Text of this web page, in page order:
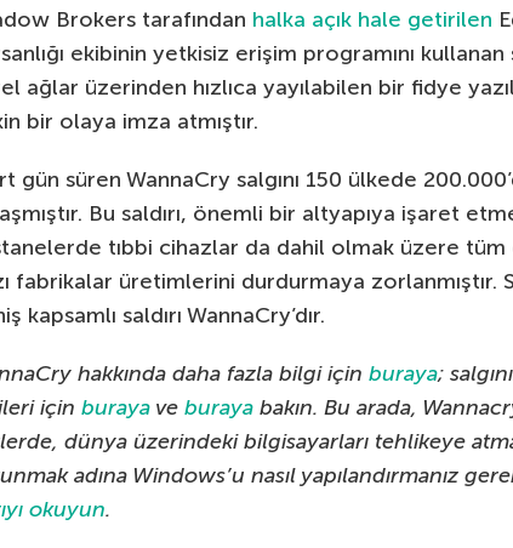
Brokers tarafından halka açık hale getirilen
ekibinin yetkisiz erişim programını
ağlar üzerinden hızlıca yayılabilen bir fidye
bir olaya imza atmıştır.
gün süren WannaCry salgını 150 ülkede
Bu saldırı, önemli bir altyapıya işaret
tıbbi cihazlar da dahil olmak üzere tüm
fabrikalar üretimlerini durdurmaya zorlanmıştır.
kapsamlı saldırı WannaCry’dır.
hakkında daha fazla bilgi için buraya;
için buraya ve buraya bakın. Bu arada,
dünya üzerindeki bilgisayarları tehlikeye
adına Windows’u nasıl yapılandırmanız
okuyun.